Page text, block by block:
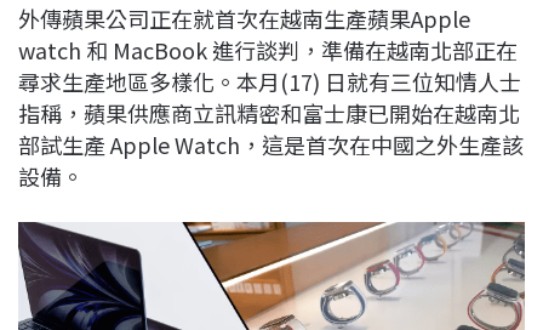
c
e
b
o
o
k
n
e
r
e
a
d
s
n
k
e
d
I
p
y
L
i
n
外傳蘋果公司正在就首次在越南生產蘋果Apple
watch 和 MacBook 進行談判，準備在越南北部正在
尋求生產地區多樣化。本月(17) 日就有三位知情人士
指稱，蘋果供應商立訊精密和富士康已開始在越南北
部試生產 Apple Watch，這是首次在中國之外生產該
設備。